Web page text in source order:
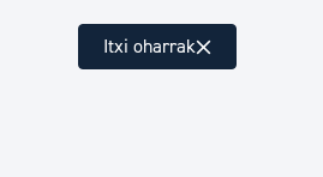
Itxi oharrak